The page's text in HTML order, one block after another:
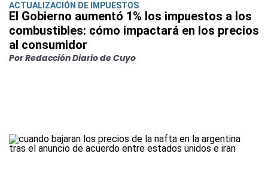
ACTUALIZACIÓN DE IMPUESTOS
El Gobierno aumentó 1% los impuestos a los
combustibles: cómo impactará en los precios
al consumidor
Por Redacción Diario de Cuyo